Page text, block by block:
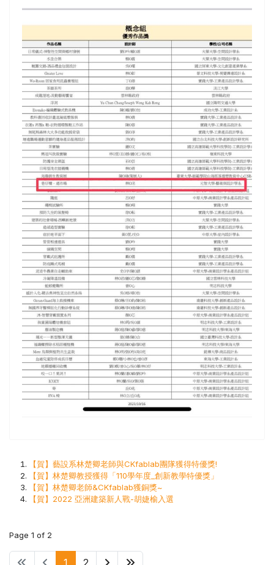
【賀】藝設系林楚卿老師與CKfablab團隊獲得特優獎!
【賀】林楚卿教授獲得「110學年度_創新教學特優獎」
【賀】林楚卿老師&CKfablab獲銅獎~
【賀】2022 亞洲建築新人戰-胡婕榆入選
Page 1 of 2